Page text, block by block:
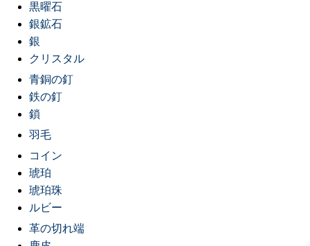
黒曜石
銀鉱石
銀
クリスタル
青銅の釘
鉄の釘
鎖
羽毛
コイン
琥珀
琥珀珠
ルビー
革の切れ端